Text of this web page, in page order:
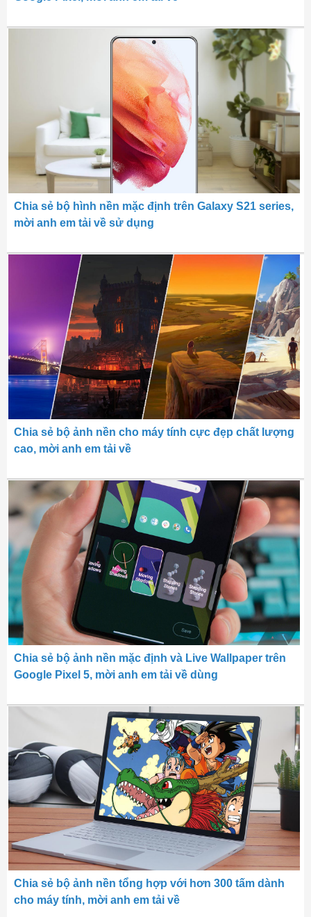
Chia sẻ bộ hình nền mặc định trên Galaxy S21 series,
mời anh em tải về sử dụng
Chia sẻ bộ ảnh nền cho máy tính cực đẹp chất lượng
cao, mời anh em tải về
Chia sẻ bộ ảnh nền mặc định và Live Wallpaper trên
Google Pixel 5, mời anh em tải về dùng
Chia sẻ bộ ảnh nền tổng hợp với hơn 300 tấm dành
cho máy tính, mời anh em tải về